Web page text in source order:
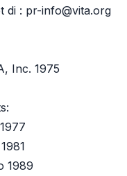
di : pr-info@vita.org
Inc. 1975
1989